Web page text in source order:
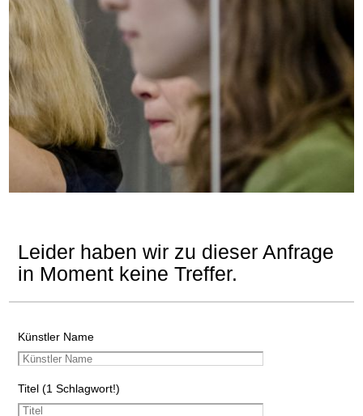
Leider haben wir zu dieser Anfrage
in Moment keine Treffer.
Künstler Name
Titel (1 Schlagwort!)